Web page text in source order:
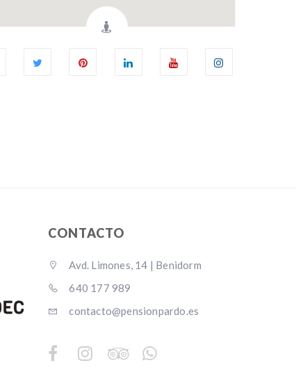
CONTACTO
Avd. Limones, 14 | Benidorm
640 177 989
contacto@pensionpardo.es